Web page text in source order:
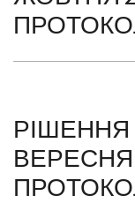
РІШЕННЯ
ВЕРЕСНЯ